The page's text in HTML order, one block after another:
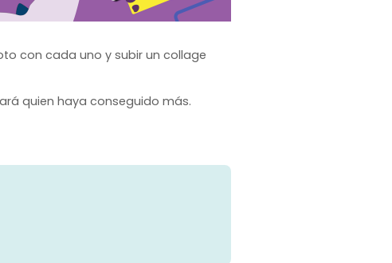
con cada uno y subir un collage
quien haya conseguido más.